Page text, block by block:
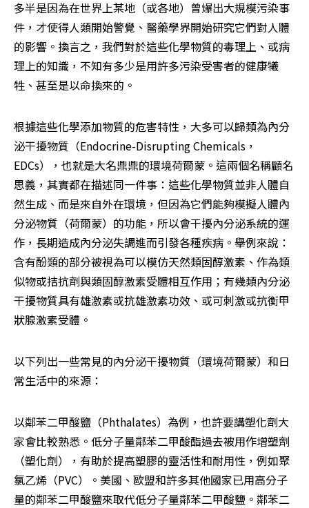
多半是因為在世界上某地（或各地）曾爆出大規模污染事
件，才使得人類開始警覺、醫藥學界開始研究它們對人體
的影響。換言之，我們對於這些化學物質的毒理上、或病
理上的知識，不知有多少是用許多污染受害者的健康犧
牲、甚至是以命換來的。
根據這些化學添加物質的危害特性，大多可以歸類為內分
泌干擾物質（Endocrine-Disrupting Chemicals，
EDCs），也就是大名鼎鼎的環境荷爾蒙。這兩個名稱顧名
思義，其實都在描述同一件事：這些化學物質並非人體自
然生成、而是來自外在環境，但因為它們能夠模擬人體內
分泌物質（荷爾蒙）的功能，所以會干擾內分泌系統的運
作，長期造成內分泌失調進而引發各種疾病。舉例來說：
含有酚類的部分被視為可以模仿天然類固醇激素、作為類
似物或拮抗劑與類固醇激素受體相互作用；有幾類內分泌
干擾物質具有雄激素或抗雄激素功效、或可刺激或抗衡甲
狀腺激素受體。
以下列出一些常見的內分泌干擾物質（環境荷爾蒙）和日
常生活中的來源：
以鄰苯二甲酸鹽（Phthalates）為例，也許要講塑化劑大
家會比較熟悉。低分子量鄰苯二甲酸酯過去被用作增塑劑
（塑化劑），有助於提高塑膠的靈活性和耐用性，例如聚
氯乙烯（PVC）。美國、歐盟和許多其他國家已用高分子
量的鄰苯二甲酸鹽來取代低分子量鄰苯二甲酸鹽。鄰苯二